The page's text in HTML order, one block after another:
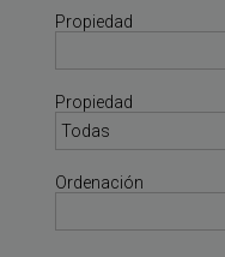
Propiedad
Propiedad
Ordenación